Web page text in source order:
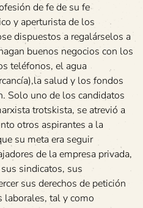
de fe de su fe
y aperturista de los
dispuestos a regalárselos a
buenos negocios con los
teléfonos, el agua
salud y los fondos
Solo uno de los candidatos
trotskista, se atrevió a
otros aspirantes a la
su meta era seguir
de la empresa privada,
sindicatos, sus
sus derechos de petición
laborales, tal y como